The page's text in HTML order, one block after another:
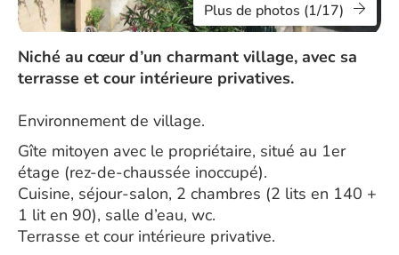
Plus de photos (1/17)
Niché au cœur d’un charmant village, avec sa
terrasse et cour intérieure privatives.
Environnement de village.
Gîte mitoyen avec le propriétaire, situé au 1er
étage (rez-de-chaussée inoccupé).
Cuisine, séjour-salon, 2 chambres (2 lits en 140 +
1 lit en 90), salle d’eau, wc.
Terrasse et cour intérieure privative.